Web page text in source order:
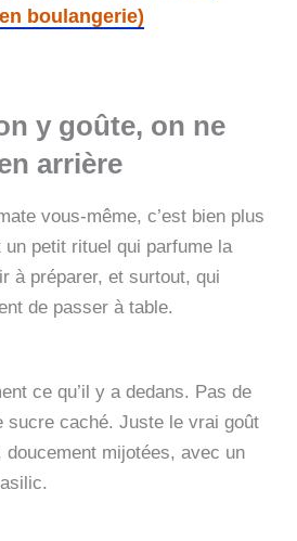
boulangerie)
y goûte, on ne
arrière
vous-même, c’est bien plus
un petit rituel qui parfume la
à préparer, et surtout, qui
de passer à table.
ce qu’il y a dedans. Pas de
sucre caché. Juste le vrai goût
doucement mijotées, avec un